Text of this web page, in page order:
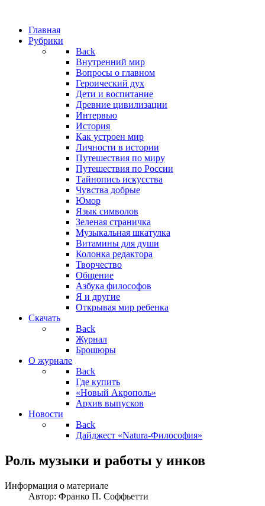
Главная
Рубрики
Back
Внутренний мир
Вопросы о главном
Героический дух
Дети и воспитание
Древние цивилизации
Интервью
История
Как устроен мир
Личности в истории
Путешествия по миру
Путешествия по России
Тайнопись искусства
Чувства добрые
Юмор
Язык символов
Зеленая страничка
Музыкальная шкатулка
Витамины для души
Колонка редактора
Творчество
Общение
Азбука философов
Я и другие
Открывая мир ребенка
Скачать
Back
Журнал
Брошюры
О журнале
Back
Где купить
«Новый Акрополь»
Архив выпусков
Новости
Back
Дайджест «Natura-Философия»
Роль музыки и работы у инков
Информация о материале
Автор: Франко П. Соффьетти